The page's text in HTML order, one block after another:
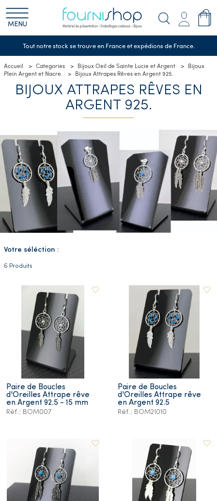
MENU
Tout notre stock se trouve en France et expédions de France.
Accueil Categories Bijoux Oeil de Sainte Lucie et Argent
Bijoux
Plein Argent et Nacre.
Bijoux Attrapes Rêves en Argent 925.
BIJOUX ATTRAPES RÊVES EN
ARGENT 925.
Votre séléction :
6 Produits
Paire de Boucles
d'Oreilles Attrape rêve
en Argent 92.5 - 15 mm
Réf.: BOM007
Paire de Boucles
d'Oreilles Attrape rêve
en Argent 92.5
Réf.: BOM21010